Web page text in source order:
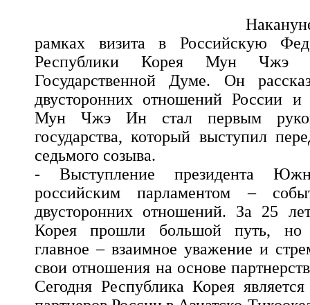
рамках визита в Российскую
Республики Корея Мун Чжэ
Государственной Думе. Он
двусторонних отношений России и
Мун Чжэ Ин стал первым
государства, который выступил
седьмого созыва.
- Выступление президента
российским парламентом –
двусторонних отношений. За 25
Корея прошли большой путь, но
главное – взаимное уважение и
свои отношения на основе
Сегодня Республика Корея